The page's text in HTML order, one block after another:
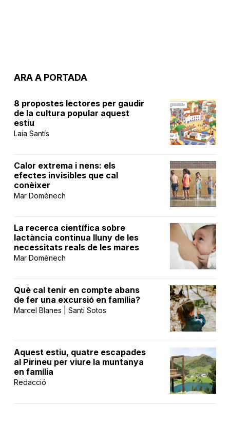
ARA A PORTADA
8 propostes lectores per gaudir
de la cultura popular aquest
estiu
Laia Santís
Calor extrema i nens: els
efectes invisibles que cal
conèixer
Mar Domènech
La recerca científica sobre
lactància continua lluny de les
necessitats reals de les mares
Mar Domènech
Què cal tenir en compte abans
de fer una excursió en família?
Marcel Blanes | Santi Sotos
Aquest estiu, quatre escapades
al Pirineu per viure la muntanya
en família
Redacció